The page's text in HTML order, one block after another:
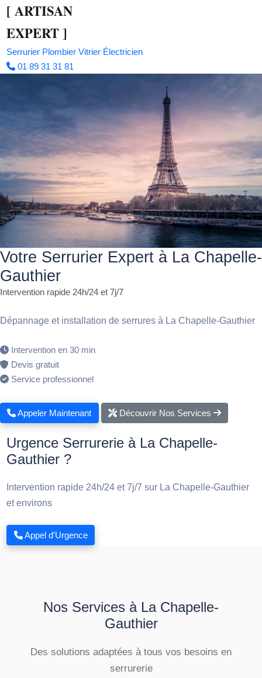
[ ARTISAN
EXPERT]
Serrurier Plombier Vitrier Électricien
01 89 31 31 81
Votre Serrurier Expert à La Chapelle-
Gauthier
Intervention rapide 24h/24 et 7j/7
Dépannage et installation de serrures à La Chapelle-Gauthier
Intervention en 30 min
Devis gratuit
Service professionnel
Appeler Maintenant Découvrir Nos Services
Urgence Serrurerie à La Chapelle-
Gauthier ?
Intervention rapide 24h/24 et 7j/7 sur La Chapelle-Gauthier
et environs
Appel d'Urgence
Nos Services à La Chapelle-
Gauthier
Des solutions adaptées à tous vos besoins en
serrurerie